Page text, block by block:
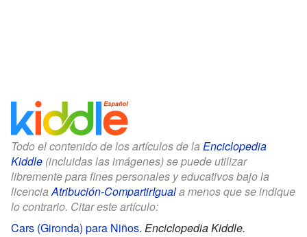
Todo el contenido de los artículos de la Enciclopedia
Kiddle (incluidas las imágenes) se puede utilizar
libremente para fines personales y educativos bajo la
licenciaAtribución-CompartirIguala menos que se indique
lo contrario. Citar este artículo:
Cars (Gironda) para Niños. Enciclopedia Kiddle.